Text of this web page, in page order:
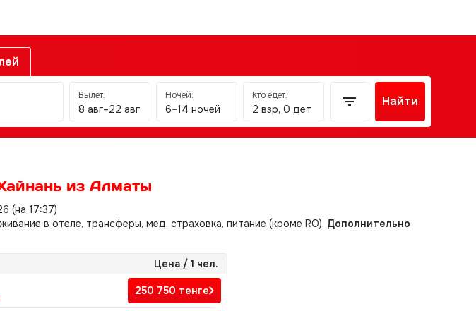
Вылет:
8 авг–22 авг
Ночей:
6–14 ночей
Кто едет:
2 взр, 0 дет
Найти
из Алматы
(на 17:37)
в отеле, трансферы, мед. страховка, питание (кроме RO). Дополнительно
Цена / 1 чел.
250 750 тенге